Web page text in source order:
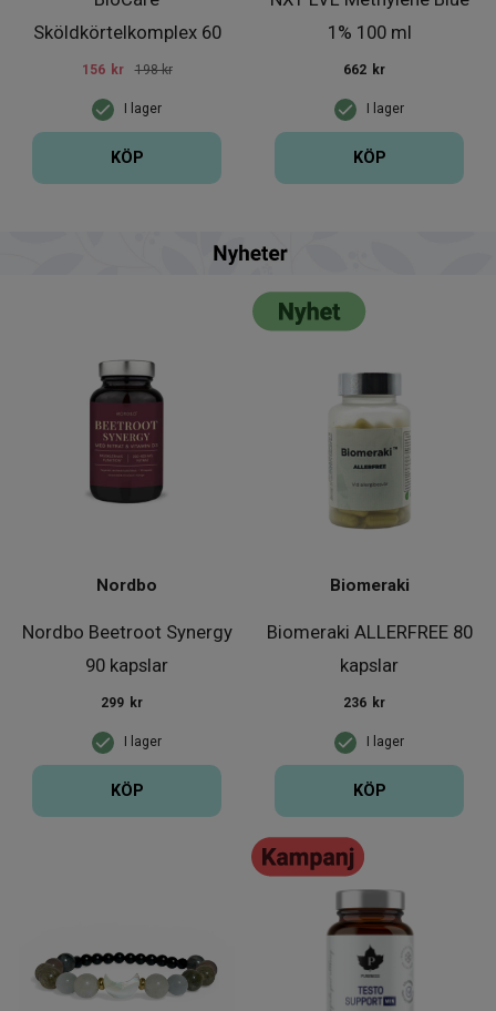
Sköldkörtelkomplex 60
kapslar
I lager
156 kr 198 kr
KÖP
1% 100 ml
I lager
662 kr
KÖP
Nordbo Beetroot Synergy
90 kapslar
Nordbo
I lager
299 kr
KÖP
Biomeraki ALLERFREE 80
kapslar
Biomeraki
I lager
236 kr
KÖP